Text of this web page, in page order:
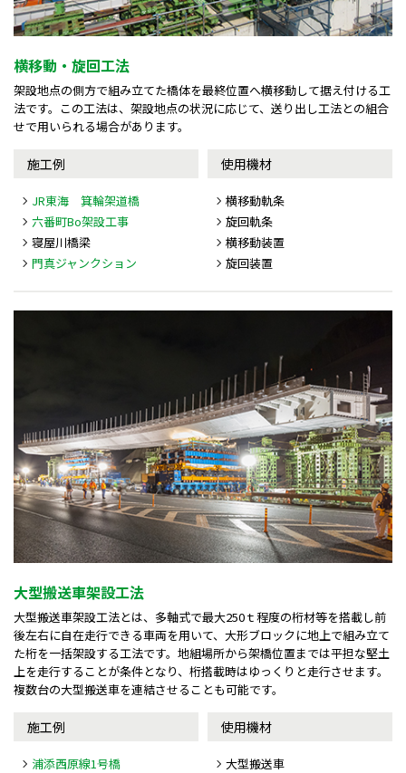
横移動・旋回工法
架設地点の側方で組み立てた橋体を最終位置へ横移動して据え付ける工
法です。この工法は、架設地点の状況に応じて、送り出し工法との組合
せで用いられる場合があります。
施工例
JR東海 箕輪架道橋
六番町Bo架設工事
寝屋川橋梁
門真ジャンクション
使用機材
横移動軌条
旋回軌条
横移動装置
旋回装置
大型搬送車架設工法
大型搬送車架設工法とは、多軸式で最大250ｔ程度の桁材等を搭載し前
後左右に自在走行できる車両を用いて、大形ブロックに地上で組み立て
た桁を一括架設する工法です。地組場所から架橋位置までは平担な堅土
上を走行することが条件となり、桁搭載時はゆっくりと走行させます。
複数台の大型搬送車を連結させることも可能です。
施工例
浦添西原線1号橋
使用機材
大型搬送車